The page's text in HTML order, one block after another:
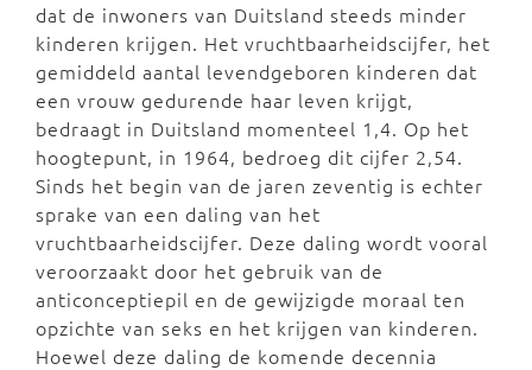
dat de inwoners van Duitsland steeds minder
kinderen krijgen. Het vruchtbaarheidscijfer, het
gemiddeld aantal levendgeboren kinderen dat
een vrouw gedurende haar leven krijgt,
bedraagt in Duitsland momenteel 1,4. Op het
hoogtepunt, in 1964, bedroeg dit cijfer 2,54.
Sinds het begin van de jaren zeventig is echter
sprake van een daling van het
vruchtbaarheidscijfer. Deze daling wordt vooral
veroorzaakt door het gebruik van de
anticonceptiepil en de gewijzigde moraal ten
opzichte van seks en het krijgen van kinderen.
Hoewel deze daling de komende decennia